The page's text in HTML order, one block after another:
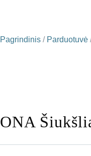
Pagrindinis / Parduotuvė
ONA